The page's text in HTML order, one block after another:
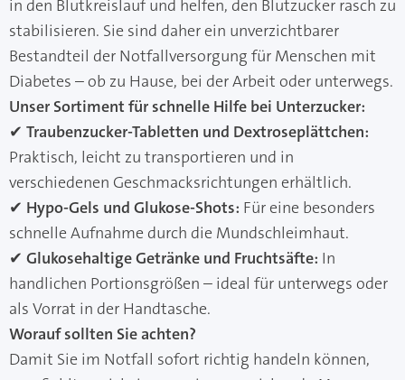
in den Blutkreislauf und helfen, den Blutzucker rasch zu
stabilisieren. Sie sind daher ein unverzichtbarer
Bestandteil der Notfallversorgung für Menschen mit
Diabetes – ob zu Hause, bei der Arbeit oder unterwegs.
Unser Sortiment für schnelle Hilfe bei Unterzucker:
✔ Traubenzucker-Tabletten und Dextroseplättchen:
Praktisch, leicht zu transportieren und in
verschiedenen Geschmacksrichtungen erhältlich.
✔ Hypo-Gels und Glukose-Shots: Für eine besonders
schnelle Aufnahme durch die Mundschleimhaut.
✔ Glukosehaltige Getränke und Fruchtsäfte: In
handlichen Portionsgrößen – ideal für unterwegs oder
als Vorrat in der Handtasche.
Worauf sollten Sie achten?
Damit Sie im Notfall sofort richtig handeln können,